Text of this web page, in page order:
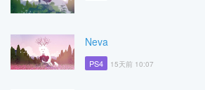
Neva
PS4 15天前 10:07